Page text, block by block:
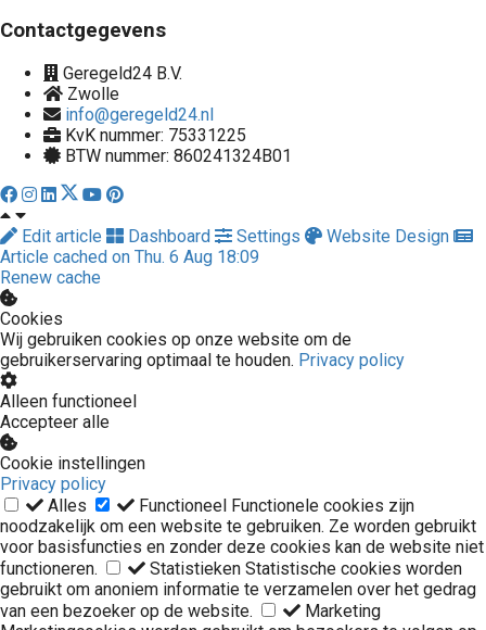
Contactgegevens
Geregeld24 B.V.
Zwolle
info@geregeld24.nl
KvK nummer: 75331225
BTW nummer: 860241324B01
Edit article Dashboard Settings
Website Design
Article cached on Thu. 6 Aug 18:09
Renew cache
Cookies
Wij gebruiken cookies op onze website om de
gebruikerservaring optimaal te houden. Privacy policy
Alleen functioneel
Accepteer alle
Cookie instellingen
Privacy policy
Alles
Functioneel Functionele cookies zijn
noodzakelijk om een website te gebruiken. Ze worden gebruikt
voor basisfuncties en zonder deze cookies kan de website niet
functioneren.
Statistieken Statistische cookies worden
gebruikt om anoniem informatie te verzamelen over het gedrag
van een bezoeker op de website.
Marketing